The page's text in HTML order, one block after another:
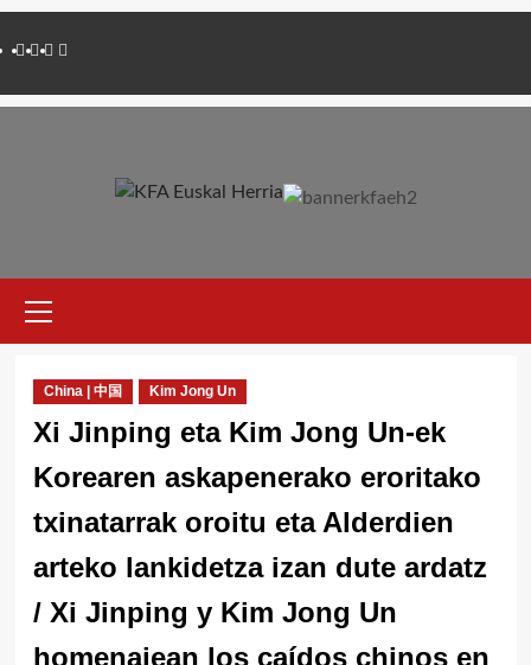
alTwitter
YouTube
Telegram
Facebook
primario
China | 中国 Kim Jong Un
Xi Jinping eta Kim Jong Un-ek
Korearen askapenerako eroritako
txinatarrak oroitu eta Alderdien
arteko lankidetza izan dute ardatz
/ Xi Jinping y Kim Jong Un
homenajean los caídos chinos en